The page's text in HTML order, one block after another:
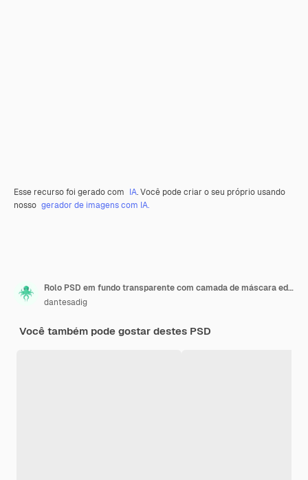
Esse recurso foi gerado com IA. Você pode criar o seu próprio usando
nosso gerador de imagens com IA.
Rolo PSD em fundo transparente com camada de máscara editável
dantesadig
Você também pode gostar destes PSD